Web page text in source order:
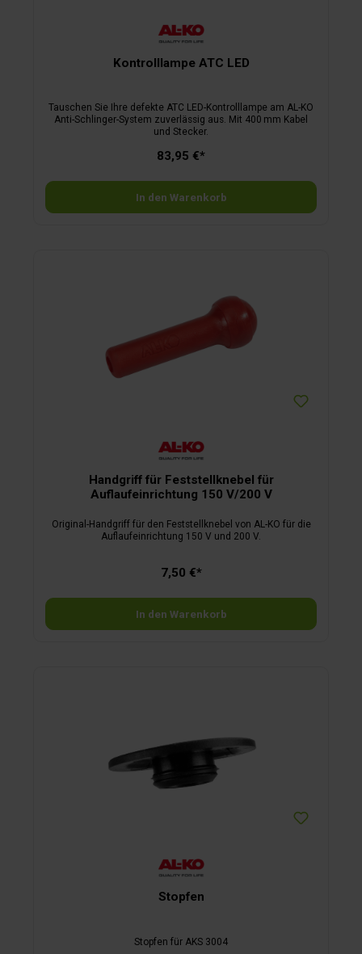
Kontrolllampe ATC LED
Tauschen Sie Ihre defekte ATC LED-Kontrolllampe am AL-KO
Anti-Schlinger-System zuverlässig aus. Mit 400 mm Kabel
und Stecker.
83,95 €*
In den Warenkorb
Handgriff für Feststellknebel für
Auflaufeinrichtung 150 V/200 V
Original-Handgriff für den Feststellknebel von AL-KO für die
Auflaufeinrichtung 150 V und 200 V.
7,50 €*
In den Warenkorb
Stopfen
Stopfen für AKS 3004